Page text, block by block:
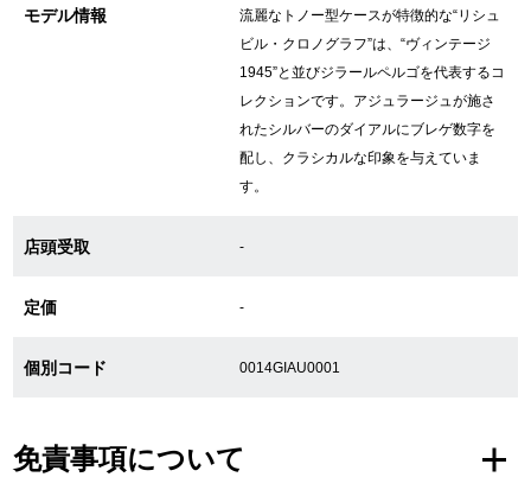
GINZA RASINについて
GINZA RASINの中古腕時計について
スタッフフォト
受賞歴
店舗情報
モデル情報
流麗なトノー型ケースが特徴的な“リシュ
ビル・クロノグラフ”は、“ヴィンテージ
1945”と並びジラールペルゴを代表するコ
レクションです。アジュラージュが施さ
れたシルバーのダイアルにブレゲ数字を
配し、クラシカルな印象を与えていま
す。
店頭受取 -
定価 -
個別コード 0014GIAU0001
免責事項について